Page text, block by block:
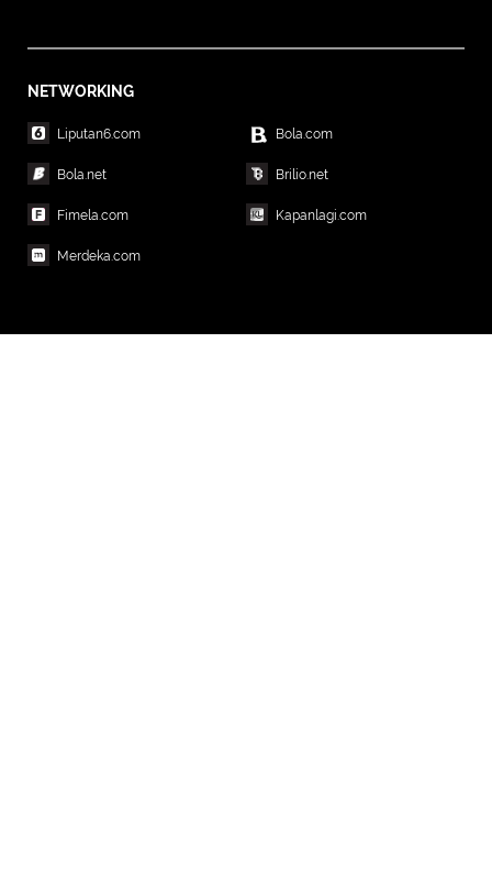
NETWORKING
Liputan6.com Bola.com
Bola.net Brilio.net
Fimela.com Kapanlagi.com
Merdeka.com